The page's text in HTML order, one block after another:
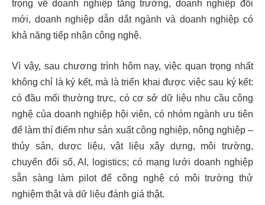
trọng về doanh nghiệp tăng trưởng, doanh nghiệp đổi
mới, doanh nghiệp dẫn dắt ngành và doanh nghiệp có
khả năng tiếp nhận công nghệ.
Vì vậy, sau chương trình hôm nay, việc quan trọng nhất
không chỉ là ký kết, mà là triển khai được việc sau ký kết:
có đầu mối thường trực, có cơ sở dữ liệu nhu cầu công
nghệ của doanh nghiệp hội viên, có nhóm ngành ưu tiên
để làm thí điểm như sản xuất công nghiệp, nông nghiệp –
thủy sản, dược liệu, vật liệu xây dựng, môi trường,
chuyển đổi số, AI, logistics; có mạng lưới doanh nghiệp
sẵn sàng làm pilot để công nghệ có môi trường thử
nghiệm thật và dữ liệu đánh giá thật.